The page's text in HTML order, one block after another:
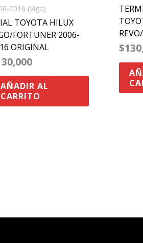
2016 (Vigo)
TOYOTA HILUX
FORTUNER 2006-
ORIGINAL
AÑADIR AL
CARRITO
$